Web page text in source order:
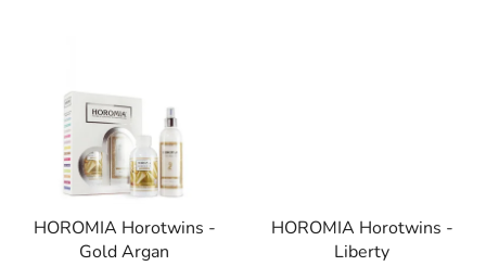
HOROMIA Horotwins -
Gold Argan
HOROMIA Horotwins -
Liberty